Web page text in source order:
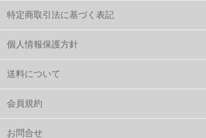
特定商取引法に基づく表記
個人情報保護方針
送料について
会員規約
お問合せ